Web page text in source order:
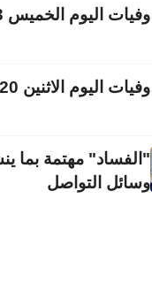
وفيات اليوم الخميس 2026/7/23
وفيات اليوم الاثنين 2026/7/20
"الفساد" مهتمة بما
وسائل التواصل